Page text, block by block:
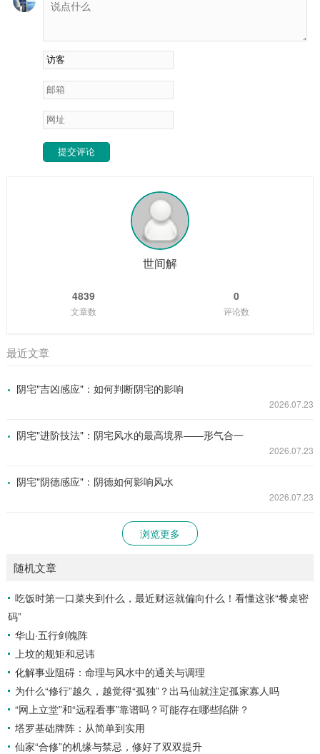
日、孤辰、寡宿、童子煞等。女忌：阴差阳错日、红艳...
提交评论
世间解
4839
文章数
0
评论数
最近文章
阴宅"吉凶感应"：如何判断阴宅的影响
2026.07.23
阴宅"进阶技法"：阴宅风水的最高境界——形气合一
2026.07.23
阴宅"阴德感应"：阴德如何影响风水
2026.07.23
浏览更多
随机文章
吃饭时第一口菜夹到什么，最近财运就偏向什么！看懂这张“餐桌密
码”
华山·五行剑魄阵
上坟的规矩和忌讳
化解事业阻碍：命理与风水中的通关与调理
为什么“修行”越久，越觉得“孤独”？出马仙就注定孤家寡人吗
“网上立堂”和“远程看事”靠谱吗？可能存在哪些陷阱？
塔罗基础牌阵：从简单到实用
仙家“合修”的机缘与禁忌，修好了双双提升